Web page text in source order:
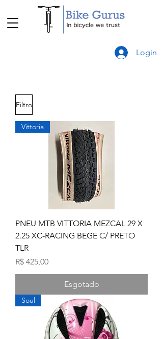
Login
Filtro
Vittoria
PNEU MTB VITTORIA MEZCAL 29 X
2.25 XC-RACING BEGE C/ PRETO
TLR
Preço
R$ 425,00
Esgotado
Soul